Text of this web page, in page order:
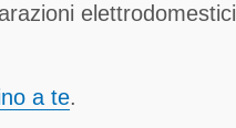
elettrodomestici
a te.